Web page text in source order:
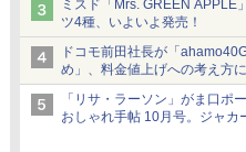
ミスド「Mrs. GREEN APPLE
ツ4種、いよいよ発売！
ドコモ前田社長が「
め」、料金値上げへの考え方
「リサ・ラーソン」がま口ポ
おしゃれ手帖 10月号。ジャカ